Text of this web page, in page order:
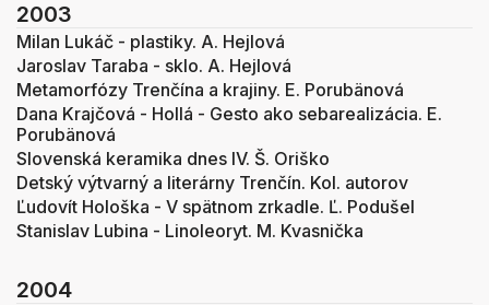
2003
Milan Lukáč - plastiky. A. Hejlová
Jaroslav Taraba - sklo. A. Hejlová
Metamorfózy Trenčína a krajiny. E. Porubänová
Dana Krajčová - Hollá - Gesto ako sebarealizácia. E.
Porubänová
Slovenská keramika dnes IV. Š. Oriško
Detský výtvarný a literárny Trenčín. Kol. autorov
Ľudovít Hološka - V spätnom zrkadle. Ľ. Podušel
Stanislav Lubina - Linoleoryt. M. Kvasnička
2004